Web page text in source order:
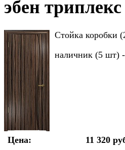
эбен
Стойка коробки
наличник (5 шт)
Цена: 11 320